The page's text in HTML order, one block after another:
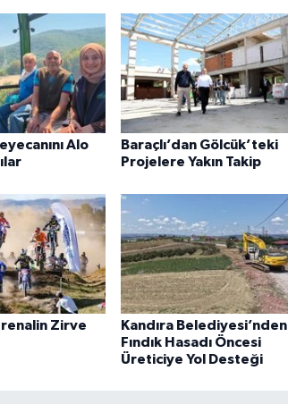
Alo
Baraçlı’dan Gölcük’teki
Projelere Yakın Takip
Zirve
Kandıra Belediyesi’nden
Fındık Hasadı Öncesi
Üreticiye Yol Desteği